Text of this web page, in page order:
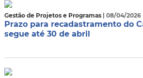
Gestão de Projetos e Programas | 08/04/2026
Prazo para recadastramento do
segue até 30 de abril